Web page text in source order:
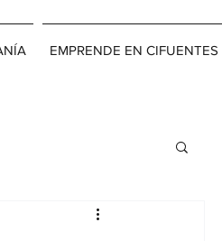
EMPRENDE EN CIFUENTES